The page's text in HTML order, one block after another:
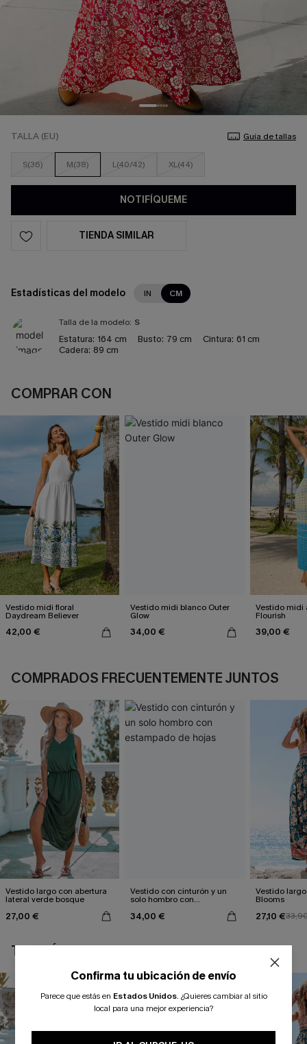
TALLA (EU) Guía de tallas
S(36) M(38) L(40/42) XL(44)
NOTIFÍQUEME
TIENDA SIMILAR
Estadísticas del modelo IN CM
Talla de la modelo: S
Estatura: 164 cm Busto: 79 cm Cintura: 61 cm
Cadera: 89 cm
COMPRAR CON
Vestido midi floral
Daydream Believer
42,00 €
Vestido midi blanco Outer
Glow
34,00 €
Vestido midi
Flourish
39,00 €
COMPRADOS FRECUENTEMENTE JUNTOS
Vestido largo con abertura
lateral verde bosque
27,00 €
Vestido con cinturón y un
solo hombro con
34,00 €
Vestido
Blooms
27,10 €
TAMBIÉN TE PUEDE GUSTAR
Confirma tu ubicación de envío
Parece que estás en Estados Unidos. ¿Quieres cambiar al sitio
local para una mejor experiencia?